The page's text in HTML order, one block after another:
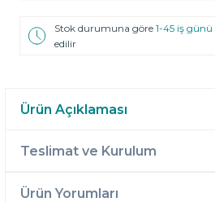
Stok durumuna göre1-45 iş günü
edilir
Ürün Açıklaması
Teslimat ve Kurulum
Ürün Yorumları